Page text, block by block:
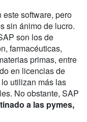
software, pero
sin ánimo de lucro.
son los de
farmacéuticas,
primas, entre
en licencias de
utilizan más las
No obstante, SAP
a las pymes,